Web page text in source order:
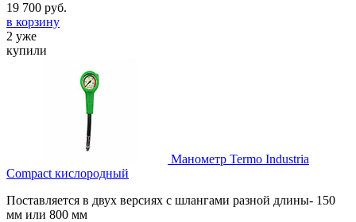
19 700 руб.
в корзину
2 уже
купили
Манометр Termo Industria
Compact кислородный
Поставляется в двух версиях с шлангами разной длины- 150
мм или 800 мм